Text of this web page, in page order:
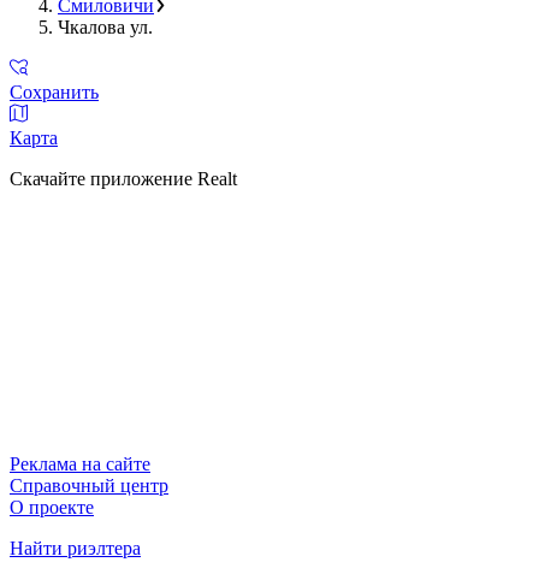
Смиловичи
Чкалова ул.
Сохранить
Карта
Скачайте приложение Realt
Реклама на сайте
Справочный центр
О проекте
Найти риэлтера